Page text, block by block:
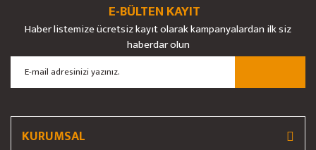
E-BÜLTEN KAYIT
Haber listemize ücretsiz kayıt olarak kampanyalardan ilk siz
haberdar olun
KURUMSAL